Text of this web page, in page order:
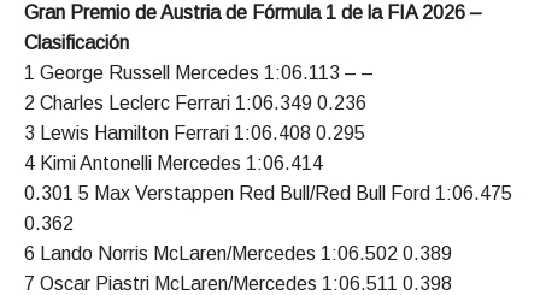
Gran Premio de Austria de Fórmula 1 de la FIA 2026 –
Clasificación
1 George Russell Mercedes 1:06.113 – –
2 Charles Leclerc Ferrari 1:06.349 0.236
3 Lewis Hamilton Ferrari 1:06.408 0.295
4 Kimi Antonelli Mercedes 1:06.414
0.301 5 Max Verstappen Red Bull/Red Bull Ford 1:06.475
0.362
6 Lando Norris McLaren/Mercedes 1:06.502 0.389
7 Oscar Piastri McLaren/Mercedes 1:06.511 0.398